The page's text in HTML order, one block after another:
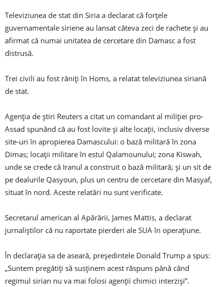
Televiziunea de stat din Siria a declarat că forțele
guvernamentale siriene au lansat câteva zeci de rachete și au
afirmat că numai unitatea de cercetare din Damasc a fost
distrusă.
Trei civili au fost răniți în Homs, a relatat televiziunea siriană
de stat.
Agenția de știri Reuters a citat un comandant al miliției pro-
Assad spunând că au fost lovite și alte locații, inclusiv diverse
site-uri în apropierea Damascului: o bază militară în zona
Dimas; locații militare în estul Qalamounului; zona Kiswah,
unde se crede că Iranul a construit o bază militară; și un sit de
pe dealurile Qasyoun, plus un centru de cercetare din Masyaf,
situat în nord. Aceste relatări nu sunt verificate.
Secretarul american al Apărării, James Mattis, a declarat
jurnaliștilor că nu raportate pierderi ale SUA în operațiune.
În declarația sa de aseară, președintele Donald Trump a spus:
„Suntem pregătiți să susținem acest răspuns până când
regimul sirian nu va mai folosi agenții chimici interziși”.